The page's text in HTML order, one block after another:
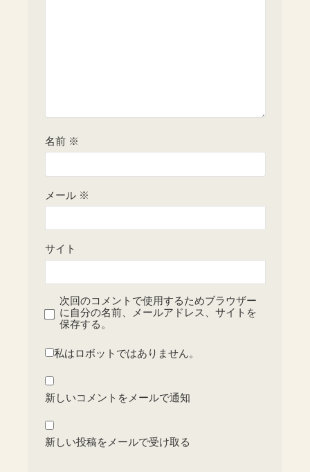
名前 ※
メール ※
サイト
次回のコメントで使用するためブラウザー
に自分の名前、メールアドレス、サイトを
保存する。
私はロボットではありません。
新しいコメントをメールで通知
新しい投稿をメールで受け取る